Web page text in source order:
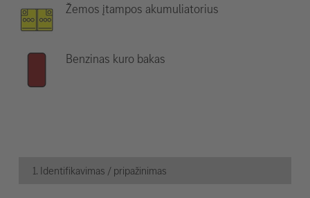
Žemos įtampos akumuliatorius
Benzinas kuro bakas
1. Identifikavimas / pripažinimas